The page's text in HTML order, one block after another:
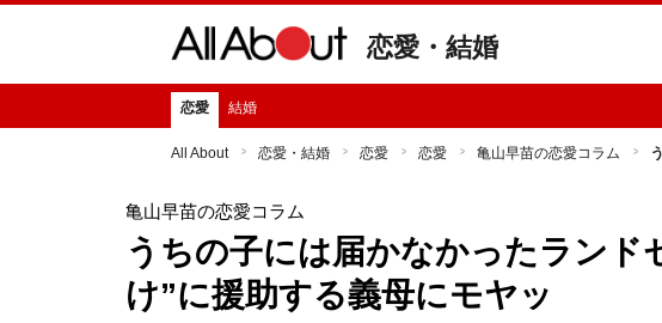
恋愛・結婚
恋愛 結婚
All About 恋愛・結婚 恋愛 恋愛 亀山早苗の恋愛コラム
亀山早苗の恋愛コラム
うちの子には届かなかったランド
け”に援助する義母にモヤッ